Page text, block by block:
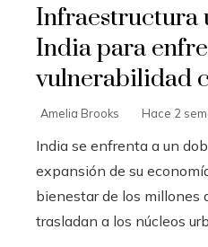
Infraestructura
India para
vulnerabilidad
Amelia Brooks Hace 2
India se enfrenta a un
expansión de su
bienestar de los millones
trasladan a los núcleos